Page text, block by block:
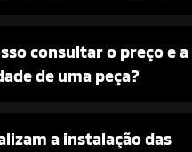
consultar o preço e a
de uma peça?
a instalação das